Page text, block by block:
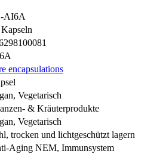
AI6A
encapsulations
Vegetarisch
& Kräuterprodukte
Vegetarisch
trocken und lichtgeschützt lagern
Aging NEM, Immunsystem